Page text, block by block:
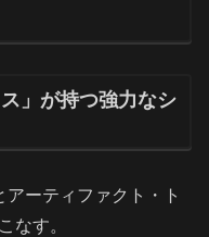
」が持つ強力なシ
ーティファクト・ト
なす。